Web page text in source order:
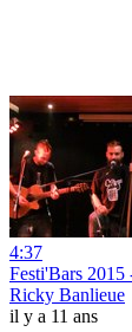
4:37
Festi'Bars
Ricky Banlieue
il y a 11 ans